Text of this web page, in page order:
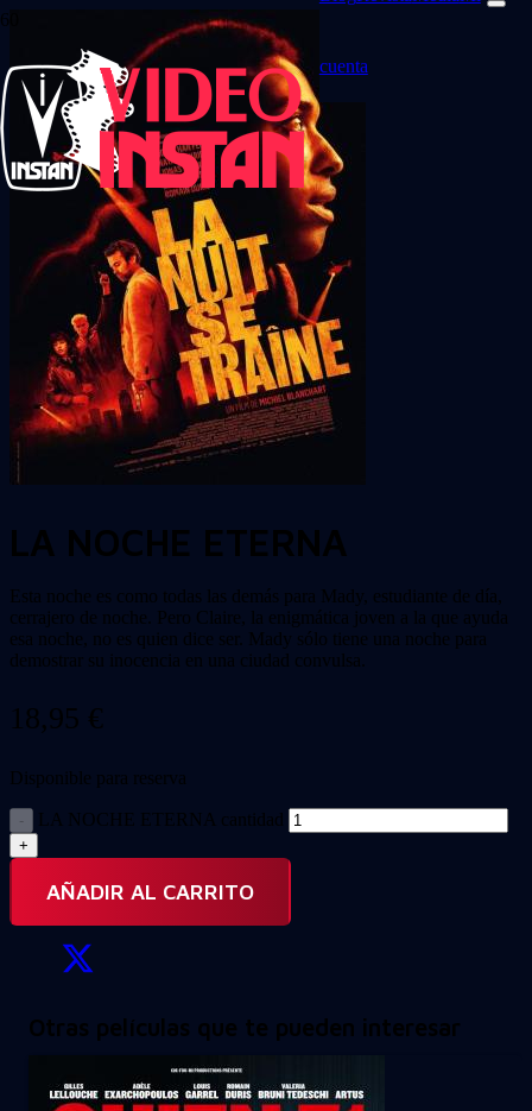
cuenta
LA NOCHE ETERNA
Esta noche es como todas las demás para Mady, estudiante de día,
cerrajero de noche. Pero Claire, la enigmática joven a la que ayuda
esa noche, no es quien dice ser. Mady sólo tiene una noche para
demostrar su inocencia en una ciudad convulsa.
18,95 €
Disponible para reserva
LA NOCHE ETERNA cantidad
AÑADIR AL CARRITO
Otras películas que te pueden interesar